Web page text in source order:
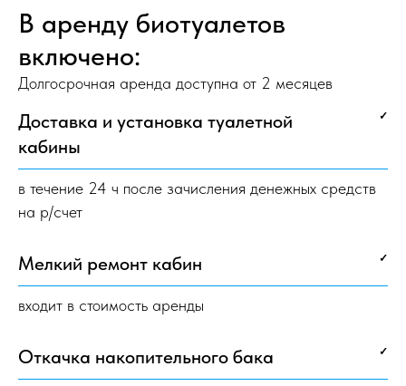
В аренду биотуалетов
включено:
Долгосрочная аренда доступна от 2 месяцев
Доставка и установка туалетной
кабины
✓
в течение 24 ч после зачисления денежных средств
на р/счет
Мелкий ремонт кабин ✓
входит в стоимость аренды
Откачка накопительного бака ✓